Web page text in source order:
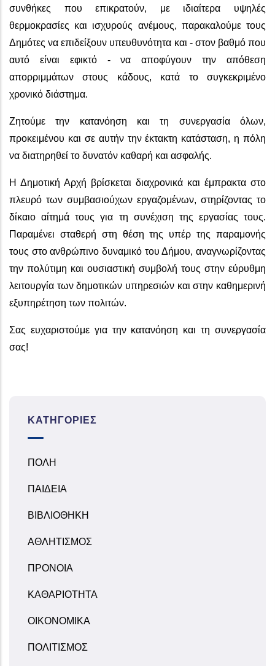
συνθήκες που επικρατούν, με ιδιαίτερα υψηλές
θερμοκρασίες και ισχυρούς ανέμους, παρακαλούμε τους
Δημότες να επιδείξουν υπευθυνότητα και - στον βαθμό που
αυτό είναι εφικτό - να αποφύγουν την απόθεση
απορριμμάτων στους κάδους, κατά το συγκεκριμένο
χρονικό διάστημα.
Ζητούμε την κατανόηση και τη συνεργασία όλων,
προκειμένου και σε αυτήν την έκτακτη κατάσταση, η πόλη
να διατηρηθεί το δυνατόν καθαρή και ασφαλής.
Η Δημοτική Αρχή βρίσκεται διαχρονικά και έμπρακτα στο
πλευρό των συμβασιούχων εργαζομένων, στηρίζοντας το
δίκαιο αίτημά τους για τη συνέχιση της εργασίας τους.
Παραμένει σταθερή στη θέση της υπέρ της παραμονής
τους στο ανθρώπινο δυναμικό του Δήμου, αναγνωρίζοντας
την πολύτιμη και ουσιαστική συμβολή τους στην εύρυθμη
λειτουργία των δημοτικών υπηρεσιών και στην καθημερινή
εξυπηρέτηση των πολιτών.
Σας ευχαριστούμε για την κατανόηση και τη συνεργασία
σας!
ΚΑΤΗΓΟΡΊΕΣ
ΠΟΛΗ
ΠΑΙΔΕΙΑ
ΒΙΒΛΙΟΘΗΚΗ
ΑΘΛΗΤΙΣΜΟΣ
ΠΡΟΝΟΙΑ
ΚΑΘΑΡΙΟΤΗΤΑ
ΟΙΚΟΝΟΜΙΚΑ
ΠΟΛΙΤΙΣΜΟΣ